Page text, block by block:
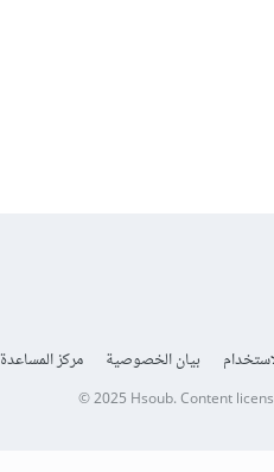
بيان الخصوصية مركز المساعدة
© 2025 Hsoub.Content